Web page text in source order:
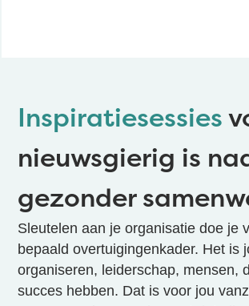
Inspiratiesessies
nieuwsgierig is
gezonder
Sleutelen aan je organisatie doe je
bepaald overtuigingenkader. Het is
organiseren, leiderschap, mensen,
succes hebben. Dat is voor jou